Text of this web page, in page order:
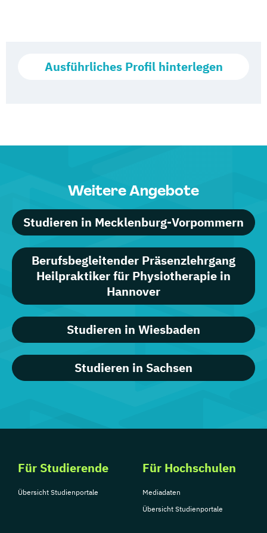
Ausführliches Profil hinterlegen
Weitere Angebote
Studieren in Mecklenburg-Vorpommern
Berufsbegleitender Präsenzlehrgang
Heilpraktiker für Physiotherapie in
Hannover
Studieren in Wiesbaden
Studieren in Sachsen
Für Studierende
Übersicht Studienportale
Für Hochschulen
Mediadaten
Übersicht Studienportale